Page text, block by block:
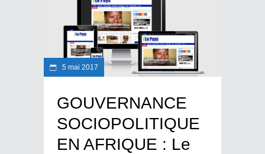
5 mai 2017
GOUVERNANCE
SOCIOPOLITIQUE
EN AFRIQUE : Le